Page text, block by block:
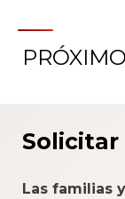
Acerca
del
Solicitar
Las familias